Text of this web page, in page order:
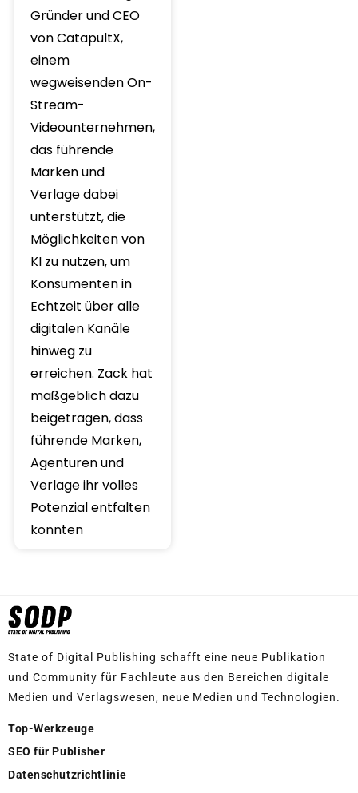
Gründer und CEO
von CatapultX,
einem
wegweisenden On-
Stream-
Videounternehmen,
das führende
Marken und
Verlage dabei
unterstützt, die
Möglichkeiten von
KI zu nutzen, um
Konsumenten in
Echtzeit über alle
digitalen Kanäle
hinweg zu
erreichen. Zack hat
maßgeblich dazu
beigetragen, dass
führende Marken,
Agenturen und
Verlage ihr volles
Potenzial entfalten
konnten
State of Digital Publishing schafft eine neue Publikation
und Community für Fachleute aus den Bereichen digitale
Medien und Verlagswesen, neue Medien und Technologien.
Top-Werkzeuge
SEO für Publisher
Datenschutzrichtlinie